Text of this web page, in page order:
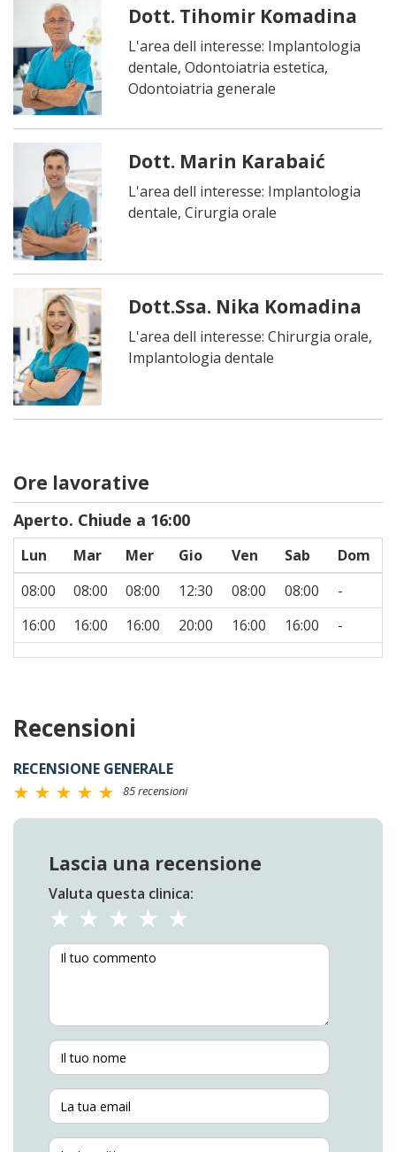
Dott. Tihomir Komadina
L'area dell interesse: Implantologia
dentale, Odontoiatria estetica,
Odontoiatria generale
Dott. Marin Karabaić
L'area dell interesse: Implantologia
dentale, Cirurgia orale
Dott.Ssa. Nika Komadina
L'area dell interesse: Chirurgia orale,
Implantologia dentale
Ore lavorative
Aperto. Chiude a 16:00
Lun Mar Mer Gio Ven Sab
Dom
08:00
08:00 08:00 12:30 08:00 08:00
-
16:00
16:00 16:00 20:00 16:00 16:00 -
Recensioni
RECENSIONE GENERALE
85 recensioni
Lascia una recensione
Valuta questa clinica: